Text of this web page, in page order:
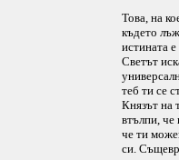
Това, на
където
истината
Светът
теб ти се
Князът на
втълпи, че
че ти
си.